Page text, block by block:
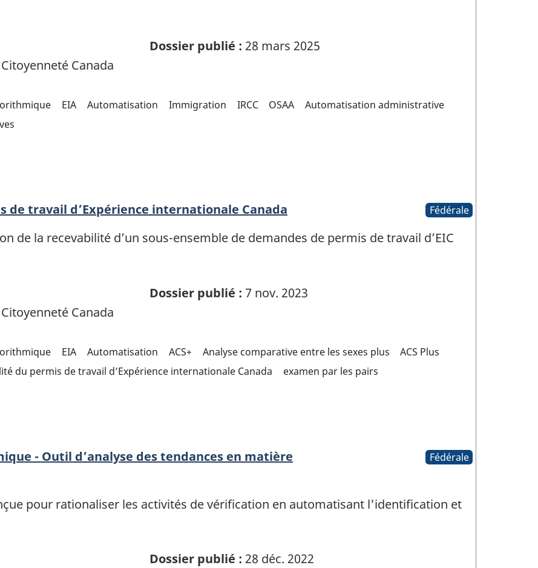
Dossier publié : 28 mars 2025
Canada
EIA Automatisation Immigration IRCC OSAA
Automatisation administrative
de travail d’Expérience internationale Canada Fédérale
de la recevabilité d’un sous-ensemble de demandes de permis de travail d’EIC
Dossier publié : 7 nov. 2023
Canada
EIA Automatisation ACS+ Analyse comparative entre les sexes plus
ACS Plus
du permis de travail d’Expérience internationale Canada examen par les pairs
- Outil d’analyse des tendances en matière
Fédérale
pour rationaliser les activités de vérification en automatisant l'identification et
Dossier publié : 28 déc. 2022